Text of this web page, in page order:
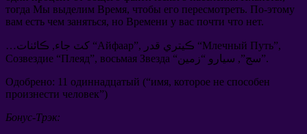
тогда Мы выделим Время, чтобы его пересмотреть. По-этому
вам есть чем заняться, но Времени у вас почти что нет.
…کٽ جاء, ڪائنات “Айфаар ”, ڪيتري قدر “Млечный Путь”,
Созвездие “Плеяд”, восьмая Звезда
“سج”, سيارو “زمين”.
Одобрено: 11 одиннадцатый (“имя, которое не способен
произнести человек”)
Бонус-Трэк: